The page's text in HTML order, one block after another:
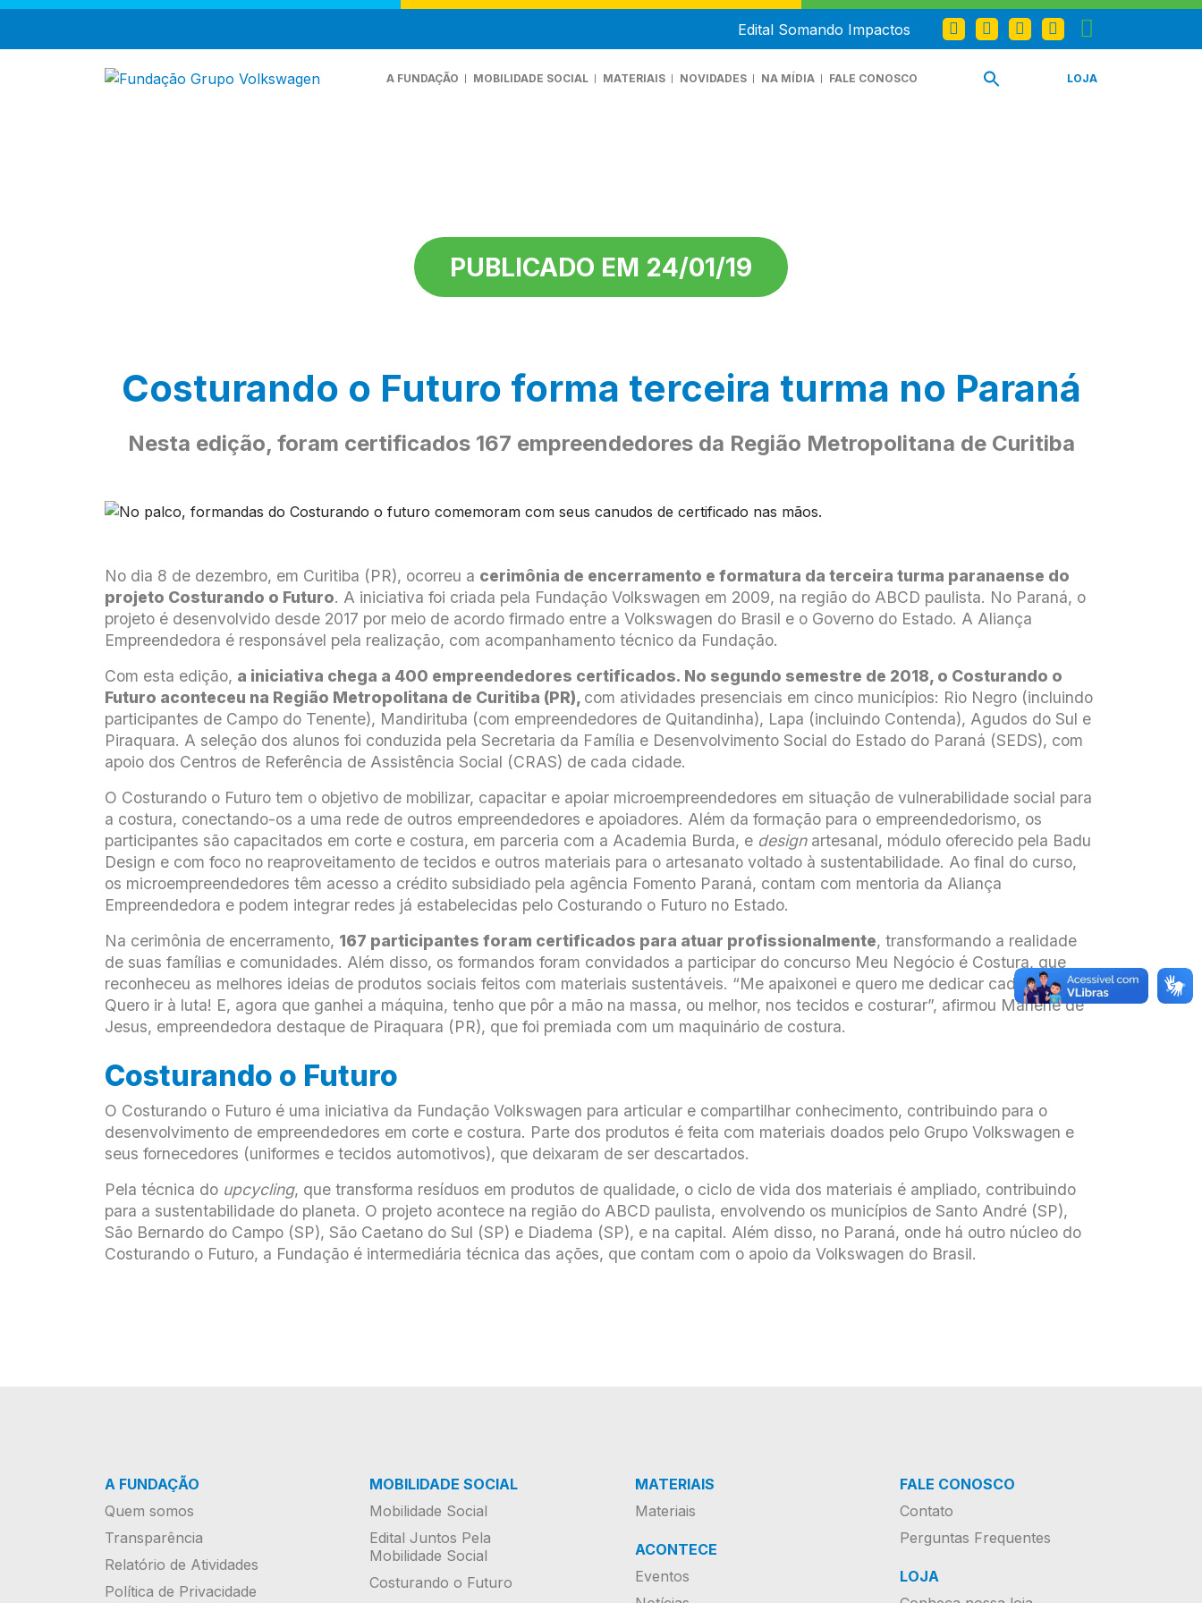
Edital Somando Impactos
A FUNDAÇÃO MOBILIDADE SOCIAL MATERIAIS NOVIDADES NA MÍDIA FALE CONOSCO LOJA
PUBLICADO EM 24/01/19
Costurando o Futuro forma terceira turma no Paraná
Nesta edição, foram certificados 167 empreendedores da Região Metropolitana de Curitiba
No dia 8 de dezembro, em Curitiba (PR), ocorreu a cerimônia de encerramento e formatura da terceira turma paranaense do
projeto Costurando o Futuro. A iniciativa foi criada pela Fundação Volkswagen em 2009, na região do ABCD paulista. No Paraná, o
projeto é desenvolvido desde 2017 por meio de acordo firmado entre a Volkswagen do Brasil e o Governo do Estado. A Aliança
Empreendedora é responsável pela realização, com acompanhamento técnico da Fundação.
Com esta edição, a iniciativa chega a 400 empreendedores certificados. No segundo semestre de 2018, o Costurando o
Futuro aconteceu na Região Metropolitana de Curitiba (PR), com atividades presenciais em cinco municípios: Rio Negro (incluindo
participantes de Campo do Tenente), Mandirituba (com empreendedores de Quitandinha), Lapa (incluindo Contenda), Agudos do Sul e
Piraquara. A seleção dos alunos foi conduzida pela Secretaria da Família e Desenvolvimento Social do Estado do Paraná (SEDS), com
apoio dos Centros de Referência de Assistência Social (CRAS) de cada cidade.
O Costurando o Futuro tem o objetivo de mobilizar, capacitar e apoiar microempreendedores em situação de vulnerabilidade social para
a costura, conectando-os a uma rede de outros empreendedores e apoiadores. Além da formação para o empreendedorismo, os
participantes são capacitados em corte e costura, em parceria com a Academia Burda, e designartesanal, módulo oferecido pela Badu
Design e com foco no reaproveitamento de tecidos e outros materiais para o artesanato voltado à sustentabilidade. Ao final do curso,
os microempreendedores têm acesso a crédito subsidiado pela agência Fomento Paraná, contam com mentoria da Aliança
Empreendedora e podem integrar redes já estabelecidas pelo Costurando o Futuro no Estado.
Na cerimônia de encerramento, 167 participantes foram certificados para atuar profissionalmente, transformando a realidade
de suas famílias e comunidades. Além disso, os formandos foram convidados a participar do concurso Meu Negócio é Costura, que
reconheceu as melhores ideias de produtos sociais feitos com materiais sustentáveis. “Me apaixonei e quero me dedicar cada dia mais.
Quero ir à luta! E, agora que ganhei a máquina, tenho que pôr a mão na massa, ou melhor, nos tecidos e costurar”, afirmou Marlene de
Jesus, empreendedora destaque de Piraquara (PR), que foi premiada com um maquinário de costura.
Costurando o Futuro
O Costurando o Futuro é uma iniciativa da Fundação Volkswagen para articular e compartilhar conhecimento, contribuindo para o
desenvolvimento de empreendedores em corte e costura. Parte dos produtos é feita com materiais doados pelo Grupo Volkswagen e
seus fornecedores (uniformes e tecidos automotivos), que deixaram de ser descartados.
Pela técnica do upcycling, que transforma resíduos em produtos de qualidade, o ciclo de vida dos materiais é ampliado, contribuindo
para a sustentabilidade do planeta. O projeto acontece na região do ABCD paulista, envolvendo os municípios de Santo André (SP),
São Bernardo do Campo (SP), São Caetano do Sul (SP) e Diadema (SP), e na capital. Além disso, no Paraná, onde há outro núcleo do
Costurando o Futuro, a Fundação é intermediária técnica das ações, que contam com o apoio da Volkswagen do Brasil.
A FUNDAÇÃO
Quem somos
Transparência
Relatório de Atividades
Política de Privacidade
MOBILIDADE SOCIAL
Mobilidade Social
Edital Juntos Pela
Mobilidade Social
Costurando o Futuro
MATERIAIS
Materiais
ACONTECE
Eventos
FALE CONOSCO
Contato
Perguntas Frequentes
LOJA